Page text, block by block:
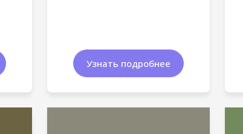
Узнать подробнее